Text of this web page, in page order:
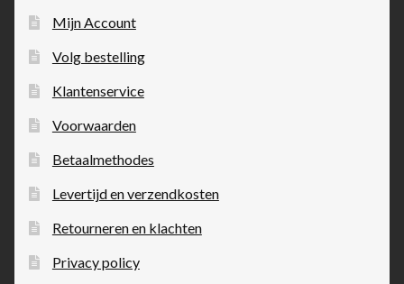
Mijn Account
Volg bestelling
Klantenservice
Voorwaarden
Betaalmethodes
Levertijd en verzendkosten
Retourneren en klachten
Privacy policy